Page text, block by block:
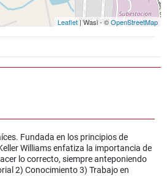
Leaflet| Wasi - ©OpenStreetMap
Fundada en los principios de
Williams enfatiza la importancia de
lo correcto, siempre anteponiendo
2) Conocimiento 3) Trabajo en